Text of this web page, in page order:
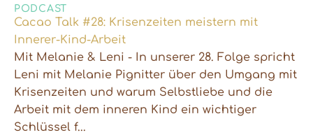
PODCAST
Cacao Talk #28: Krisenzeiten meistern mit
Innerer-Kind-Arbeit
Mit Melanie & Leni - In unserer 28. Folge spricht
Leni mit Melanie Pignitter über den Umgang mit
Krisenzeiten und warum Selbstliebe und die
Arbeit mit dem inneren Kind ein wichtiger
Schlüssel f...